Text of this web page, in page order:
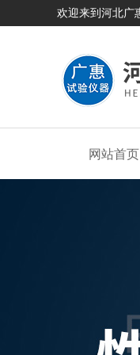
欢迎来到河北广
网站首页